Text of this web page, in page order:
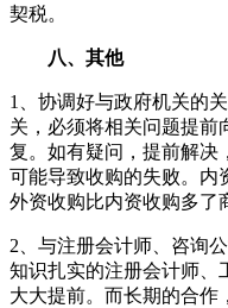
契税。
八、其他
1、协调好与政府机关的
关，必须将相关问题提前
复。如有疑问，提前解决
可能导致收购的失败。内
外资收购比内资收购多了
2、与注册会计师、咨询
知识扎实的注册会计师、
大大提前。而长期的合作